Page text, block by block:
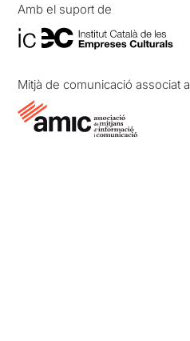
Amb el suport de
Mitjà de comunicació associat a